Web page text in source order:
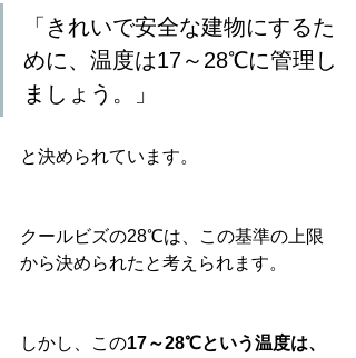
「きれいで安全な建物にするた
めに、温度は17～28℃に管理し
ましょう。」
と決められています。
クールビズの28℃は、この基準の上限
から決められたと考えられます。
しかし、この17～28℃という温度は、